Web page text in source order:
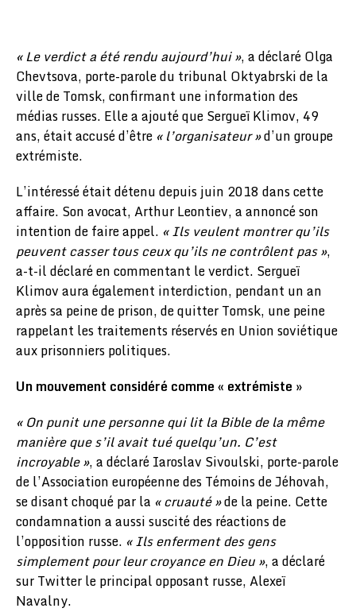
« Le verdict a été rendu aujourd’hui », a déclaré Olga
Chevtsova, porte-parole du tribunal Oktyabrski de la
ville de Tomsk, confirmant une information des
médias russes. Elle a ajouté que Sergueï Klimov, 49
ans, était accusé d’être « l’organisateur »d’un groupe
extrémiste.
L’intéressé était détenu depuis juin 2018 dans cette
affaire. Son avocat, Arthur Leontiev, a annoncé son
intention de faire appel. « Ils veulent montrer qu’ils
peuvent casser tous ceux qu’ils ne contrôlent pas »,
a-t-il déclaré en commentant le verdict. Sergueï
Klimov aura également interdiction, pendant un an
après sa peine de prison, de quitter Tomsk, une peine
rappelant les traitements réservés en Union soviétique
aux prisonniers politiques.
Un mouvement considéré comme « extrémiste »
« On punit une personne qui lit la Bible de la même
manière que s’il avait tué quelqu’un. C’est
incroyable », a déclaré Iaroslav Sivoulski, porte-parole
de l’Association européenne des Témoins de Jéhovah,
se disant choqué par la « cruauté »de la peine. Cette
condamnation a aussi suscité des réactions de
l’opposition russe. « Ils enferment des gens
simplement pour leur croyance en Dieu », a déclaré
sur Twitter le principal opposant russe, Alexeï
Navalny.